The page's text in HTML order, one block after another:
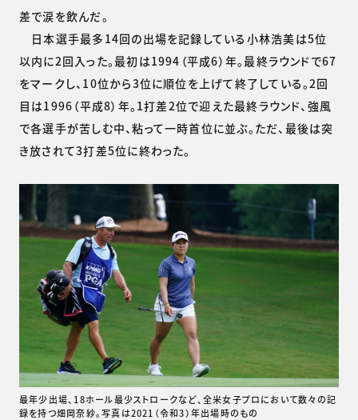
差で涙を飲んだ。
日本選手最多14回の出場を記録している小林浩美は5位
以内に2回入った。最初は1994（平成6）年。最終ラウンドで67
をマークし、10位から3位に順位を上げて終了している。2回
目は1996（平成8）年。1打差2位で迎えた最終ラウンド、強風
で各選手が苦しむ中、粘って一時首位に並ぶ。ただ、最後は突
き放されて3打差5位に終わった。
最年少出場、18ホール最少ストロークなど、全米女子プロにおいて数々の記
録を持つ畑岡奈紗。写真は2021（令和3）年出場時のもの